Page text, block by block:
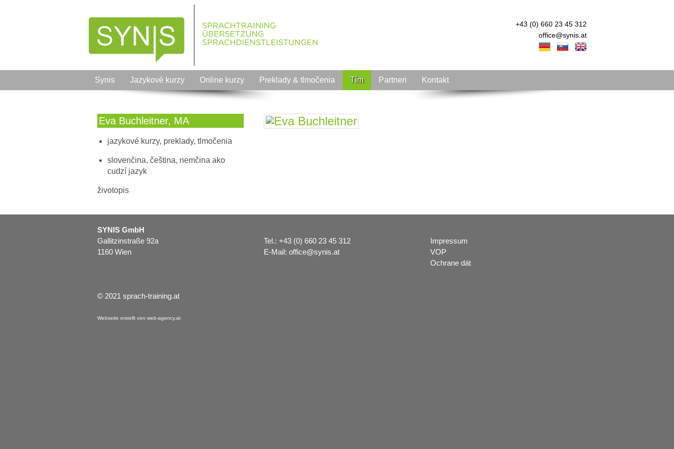
+43 (0) 660 23 45 312
office@synis.at
Synis Jazykové kurzy Online kurzy Preklady & tlmočenia Tím Partneri Kontakt
Eva Buchleitner, MA
jazykové kurzy, preklady, tlmočenia
slovenčina, čeština, nemčina ako
cudzí jazyk
životopis
SYNIS GmbH
Gallitzinstraße 92a
1160 Wien
Tel.: +43 (0) 660 23 45 312
E-Mail: office@synis.at
Impressum
VOP
Ochrane dát
© 2021 sprach-training.at
Webseite erstellt von web-agency.at